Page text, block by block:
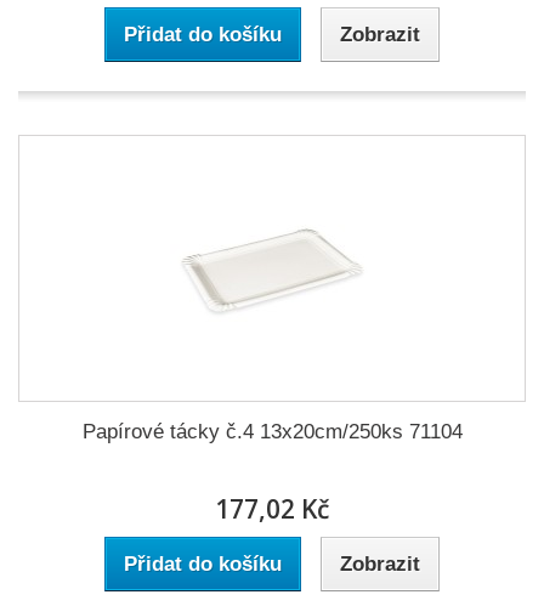
Přidat do košíku Zobrazit
Papírové tácky č.4 13x20cm/250ks 71104
177,02 Kč
Přidat do košíku Zobrazit